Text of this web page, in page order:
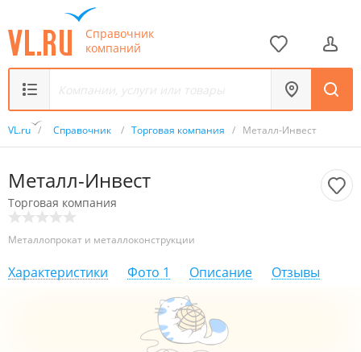
Справочник
компаний
VL.ru / Справочник / Торговая компания / Металл-Инвест
Металл-Инвест
Торговая компания
Металлопрокат и металлоконструкции
Характеристики Фото 1 Описание Отзывы